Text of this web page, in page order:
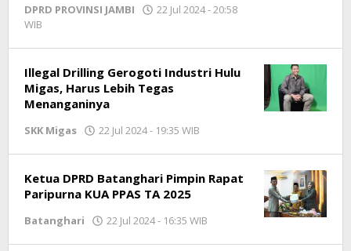
DPRD PROVINSI JAMBI
22 Jul 2024 - 20:58
WIB
Illegal Drilling Gerogoti Industri Hulu
Migas, Harus Lebih Tegas
Menanganinya
SKK Migas 22 Jul 2024 - 19:35 WIB
Ketua DPRD Batanghari Pimpin Rapat
Paripurna KUA PPAS TA 2025
Batanghari 22 Jul 2024 - 16:35 WIB